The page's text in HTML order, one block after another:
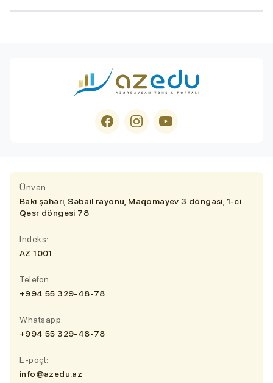
Ünvan:
Bakı şəhəri, Səbail rayonu, Maqomayev 3 döngəsi, 1-ci
Qəsr döngəsi 78
İndeks:
AZ 1001
Telefon:
+994 55 329-48-78
Whatsapp:
+994 55 329-48-78
E-poçt:
info@azedu.az